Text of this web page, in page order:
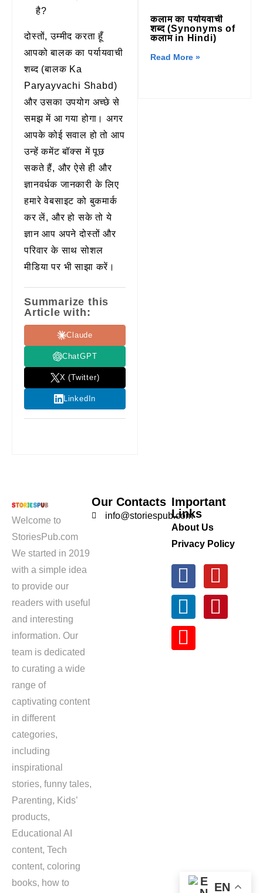
है?
दोस्तों, उम्मीद करता हूँ
आपको बालक का पर्यायवाची
शब्द (बालक Ka
Paryayvachi Shabd)
और उसका उपयोग अच्छे से
समझ में आ गया होगा। अगर
आपके कोई सवाल हो तो आप
उन्हें कमेंट बॉक्स में पूछ
सकते हैं, और ऐसे ही और
ज्ञानवर्धक जानकारी के लिए
हमारे वेबसाइट को बुकमार्क
कर लें, और हो सके तो ये
ज्ञान आप अपने दोस्तों और
परिवार के साथ सोशल
मीडिया पर भी साझा करें।
Summarize this
Article with:
Claude
ChatGPT
X (Twitter)
LinkedIn
कलाम का पर्यायवाची
शब्द (Synonyms of
कलाम in Hindi)
Read More »
Welcome to
StoriesPub.com
We started in 2019
with a simple idea
to provide our
readers with useful
and interesting
information. Our
team is dedicated
to curating a wide
range of
captivating content
in different
categories,
including
inspirational
stories, funny tales,
Parenting, Kids’
products,
Educational AI
content, Tech
content, coloring
books, how to
Our Contacts
info@storiespub.com
Important
Links
About Us
Privacy Policy
EN